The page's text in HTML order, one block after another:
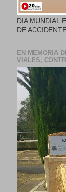
DIA MUNDIAL
DE
EN MEMORIA
VIALES,